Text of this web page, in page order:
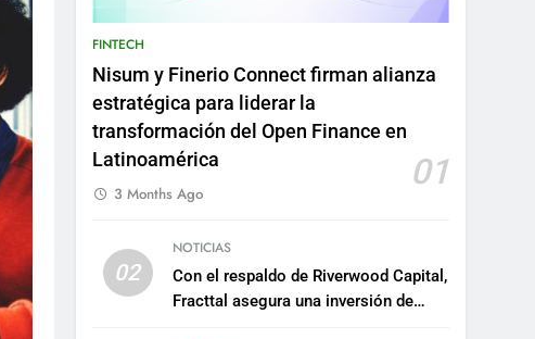
FINTECH
Nisum y Finerio Connect firman alianza
estratégica para liderar la
transformación del Open Finance en
Latinoamérica
01
3 Months Ago
02
NOTICIAS
Con el respaldo de Riverwood Capital,
Fracttal asegura una inversión de